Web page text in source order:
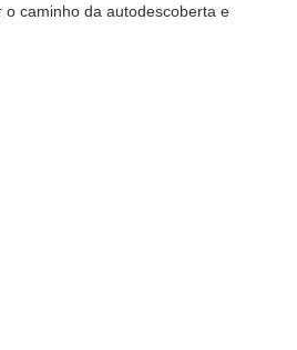
o caminho da autodescoberta e